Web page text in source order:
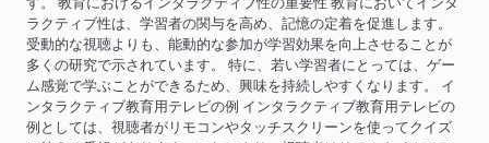
ラクティブ性は、学習者の関与を高め、記憶の定着を促進します。
受動的な視聴よりも、能動的な参加が学習効果を向上させることが
多くの研究で示されています。 特に、若い学習者にとっては、ゲー
ム感覚で学ぶことができるため、興味を持続しやすくなります。 イ
ンタラクティブ教育用テレビの例 インタラクティブ教育用テレビの
例としては、視聴者がリモコンやタッチスクリーンを使ってクイズ